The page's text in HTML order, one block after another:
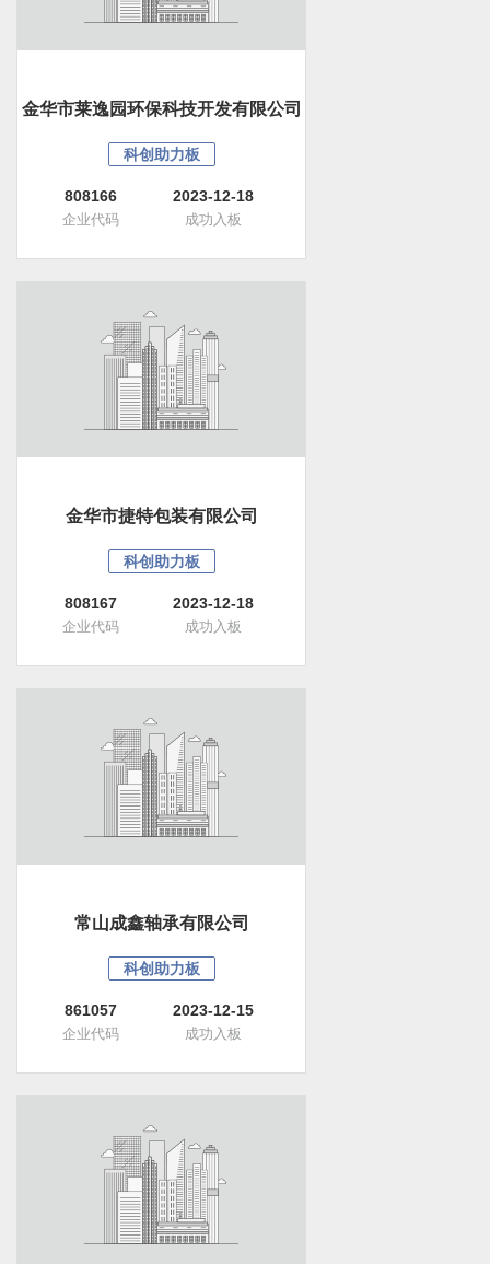
金华市莱逸园环保科技开发有限公司
科创助力板
808166
企业代码
2023-12-18
成功入板
金华市捷特包装有限公司
科创助力板
808167
企业代码
2023-12-18
成功入板
常山成鑫轴承有限公司
科创助力板
861057
企业代码
2023-12-15
成功入板